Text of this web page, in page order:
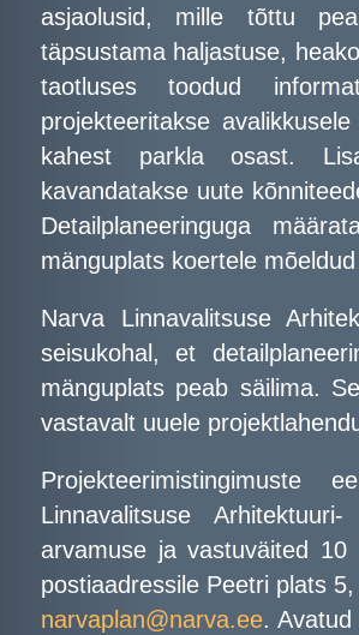
asjaolusid, mille tõttu
täpsustama haljastuse,
taotluses toodud
projekteeritakse
kahest parkla osast.
kavandatakse uute
Detailplaneeringuga
mänguplats koertele
Narva Linnavalitsuse
seisukohal, et
mänguplats peab säilima.
vastavalt uuele
Linnavalitsuse
arvamuse ja vastuväited 10
postiaadressile Peetri plats
narvaplan@narva.ee.